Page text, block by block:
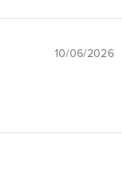
10/06/2026